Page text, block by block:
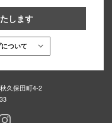
します
ついて
久保田町4-2